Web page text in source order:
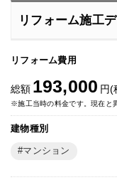
リフォーム施工
リフォーム費用
総額 193,000 円(
※施工当時の料金です。現在と
建物種別
マンション